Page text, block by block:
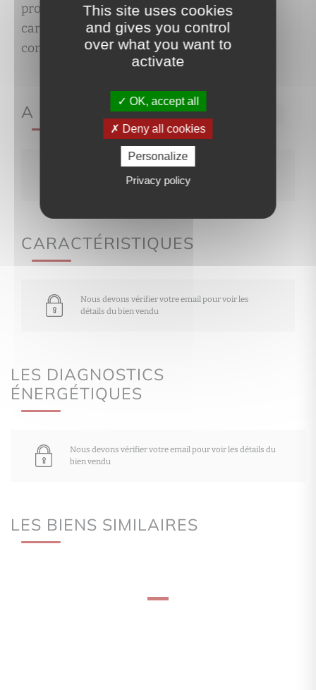
property.price_hidden. Découvrez les
caractéristiques complètes de ce bien et
contactez-nous pour une visite.
A PROPOS DE
Nous devons vérifier votre email pour voir les
détails du bien vendu
CARACTÉRISTIQUES
Nous devons vérifier votre email pour voir les
détails du bien vendu
LES DIAGNOSTICS
ÉNERGÉTIQUES
Nous devons vérifier votre email pour voir les détails du
bien vendu
LES BIENS SIMILAIRES
This site uses cookies
and gives you control
over what you want to
activate
OK, accept all
Deny all cookies
Personalize
Privacy policy